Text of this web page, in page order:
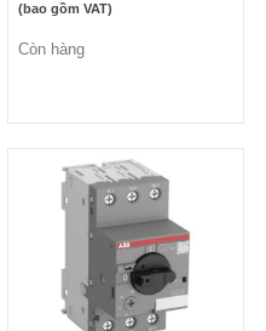
(bao gồm VAT)
Còn hàng